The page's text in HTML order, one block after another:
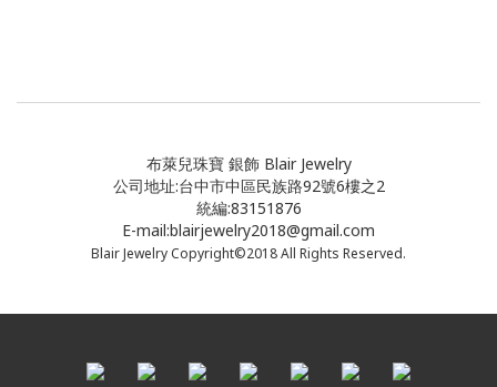
布萊兒珠寶 銀飾 Blair Jewelry
公司地址:台中市中區民族路92號6樓之2
統編:83151876
E-mail:blairjewelry2018@gmail.com
Blair Jewelry Copyright©2018 All Rights Reserved.